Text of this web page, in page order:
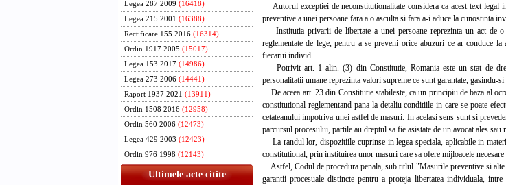
Legea 287 2009 (16418)
Legea 215 2001 (16388)
Rectificare 155 2016 (16314)
Ordin 1917 2005 (15017)
Legea 153 2017 (14986)
Legea 273 2006 (14441)
Raport 1937 2021 (13911)
Ordin 1508 2016 (12958)
Ordin 560 2006 (12473)
Legea 429 2003 (12423)
Ordin 976 1998 (12143)
Ultimele acte citite
Autorul exceptiei de neconstitutionalitate considera ca acest text legal
preventive a unei persoane fara a o asculta si fara a-i aduce la cunostinta
Institutia privarii de libertate a unei persoane reprezinta un act de o
reglementate de lege, pentru a se preveni orice abuzuri ce ar conduce
fiecarui individ.
Potrivit art. 1 alin. (3) din Constitutie, Romania este un stat de
personalitatii umane reprezinta valori supreme ce sunt garantate, gasindu-
De aceea art. 23 din Constitutie stabileste, ca un principiu de baza al
constitutional reglementand pana la detaliu conditiile in care se poate
cetateanului impotriva unei astfel de masuri. In acelasi sens sunt si
parcursul procesului, partile au dreptul sa fie asistate de un avocat ales sau
La randul lor, dispozitiile cuprinse in legea speciala, aplicabile in
constitutional, prin instituirea unor masuri care sa ofere mijloacele
Astfel, Codul de procedura penala, sub titlul "Masurile preventive si
garantii procesuale distincte pentru a proteja libertatea individuala,